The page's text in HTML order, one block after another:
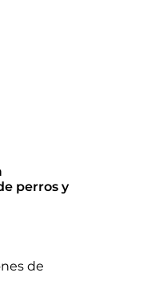
perros y
de